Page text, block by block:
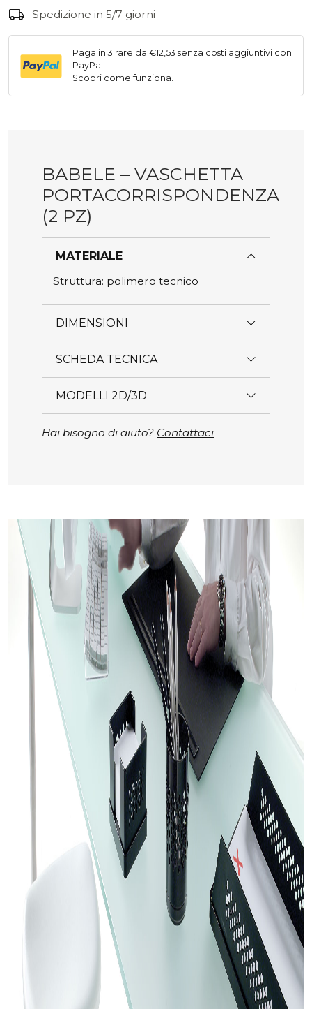
portacorrispondenza
(2
PZ)
quantità
BABELE – VASCHETTA
PORTACORRISPONDENZA
(2 PZ)
MATERIALE
Struttura: polimero tecnico
DIMENSIONI
SCHEDA TECNICA
MODELLI 2D/3D
Hai bisogno di aiuto? Contattaci
local_shipping Spedizione in 5/7 giorni
Paga in 3 rare da €12,53 senza costi aggiuntivi con
PayPal.
Scopri come funziona.